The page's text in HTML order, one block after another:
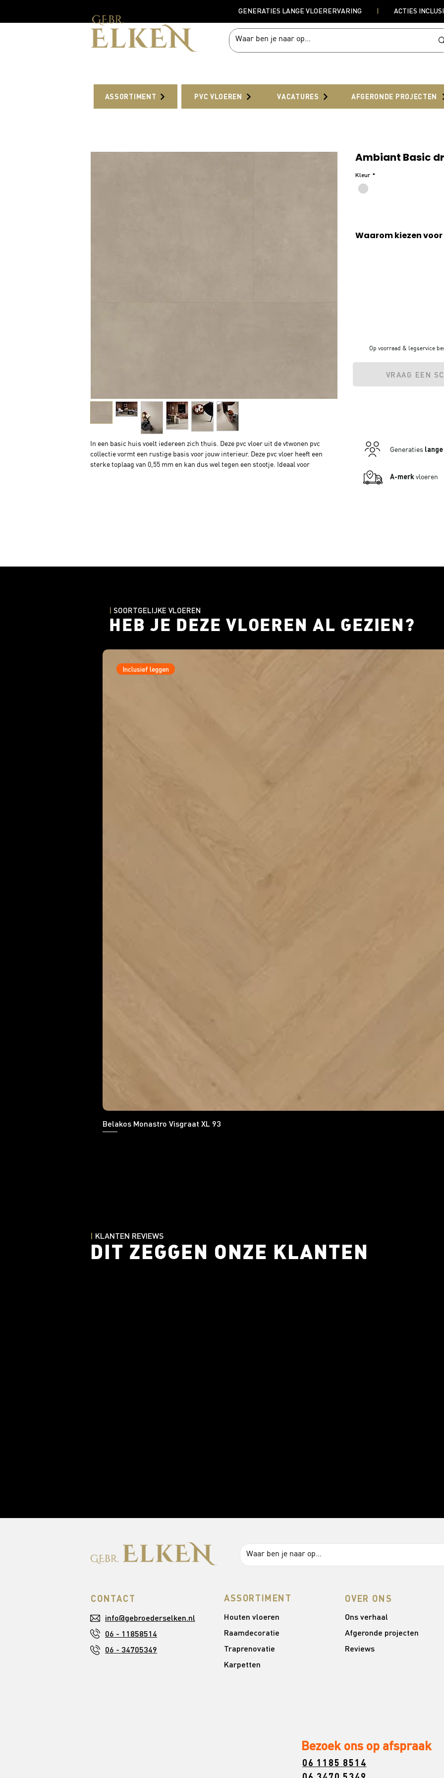
GENERATIES LANGE VLOERERVARING | ACTIES
ASSORTIMENT PVC VLOEREN VACATURES AFGERONDE PROJECTEN
In een basic huis voelt iedereen zich thuis. Deze pvc vloer uit de vtwonen pvc
collectie vormt een rustige basis voor jouw interieur. Deze pvc vloer heeft een
sterke toplaag van 0,55 mm en kan dus wel tegen een stootje. Ideaal voor
Ambiant Basic
Kleur *
Waarom kiezen voor
Op voorraad & legservice
VRAAG EEN
Generaties
A-merkvloeren
| SOORTGELIJKE VLOEREN
HEB JE DEZE VLOEREN AL GEZIEN?
Inclusief leggen
Belakos Monastro Visgraat XL 93
| KLANTEN REVIEWS
DIT ZEGGEN ONZE KLANTEN
CONTACT
info@gebroederselken.nl
06 - 11858514
06 - 34705349
ASSORTIMENT
Houten vloeren
Raamdecoratie
Traprenovatie
Karpetten
OVER ONS
Ons verhaal
Afgeronde projecten
Reviews
06 1185 8514
Bezoek ons op afspraak